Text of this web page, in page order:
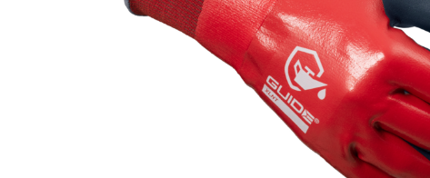
Öljy- ja kaasuteollisuus